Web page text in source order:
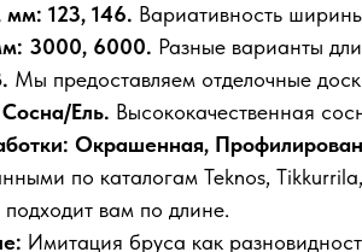
123, 146. Вариативность
3000, 6000. Разные варианты
Мы предоставляем отделочные
Ель. Высококачественная
Окрашенная,
по каталогам Teknos,
вам по длине.
Имитация бруса как